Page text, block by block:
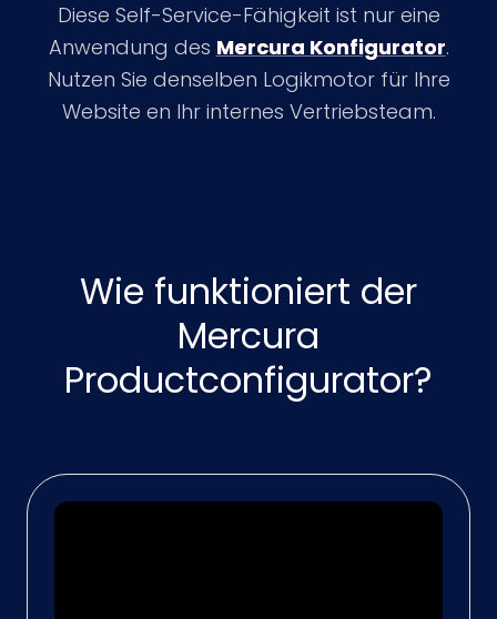
Diese Self-Service-Fähigkeit ist nur eine
Anwendung des Mercura Konfigurator.
Nutzen Sie denselben Logikmotor für Ihre
Website en Ihr internes Vertriebsteam.
Wie funktioniert der
Mercura
Productconfigurator?